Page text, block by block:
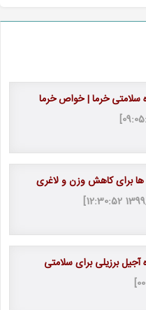
برای کاهش وزن و لاغری